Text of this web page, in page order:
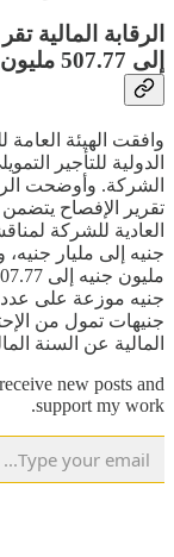
الرقابة المالية
إلى 507.77 مليون جنيه
وافقت الهيئة
الدولية للتأجير
الشركة. وأوضحت
تقرير الإفصاح
جنيهات تمول من
المالية عن السنة
new posts and
support my work.